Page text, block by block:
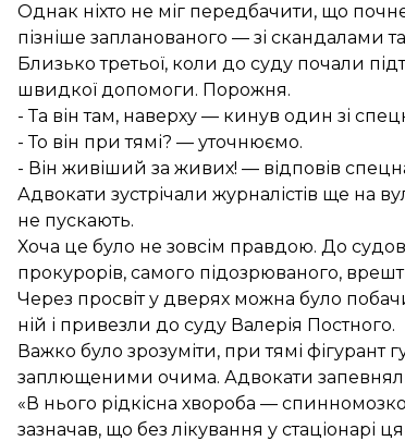
Однак ніхто не міг передбачити, що
пізніше запланованого — зі скандалами
Близько третьої, коли до суду почали
швидкої допомоги. Порожня.
- Та він там, наверху — кинув один зі
- То він при тямі? — уточнюємо.
- Він живіший за живих! — відповів
Адвокати зустрічали журналістів ще на
не пускають.
Хоча це було не зовсім правдою. До
прокурорів, самого підозрюваного,
Через просвіт у дверях можна було
ній і привезли до суду Валерія Постного.
Важко було зрозуміти, при тямі фігурант
заплющеними очима. Адвокати
«В нього рідкісна хвороба —
зазначав, що без лікування у